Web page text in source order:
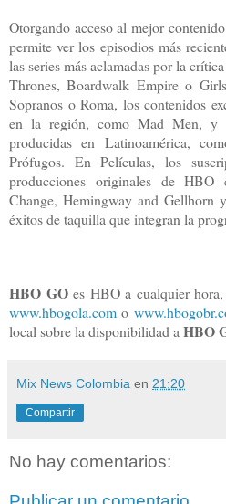
Otorgando acceso al mejor
permite ver los episodios más
las series más aclamadas por la
Thrones, Boardwalk Empire o
Sopranos o Roma, los contenidos
en la región, como Mad Men, y
producidas en Latinoamérica,
Prófugos. En Películas, los
producciones originales de
Change, Hemingway and Gellhorn
éxitos de taquilla que integran la
HBO GOes HBO a cualquier
www.hbogola.com o
local sobre la disponibilidad a HBO
Mix News Colombia en 21:20
Compartir
No hay comentarios: